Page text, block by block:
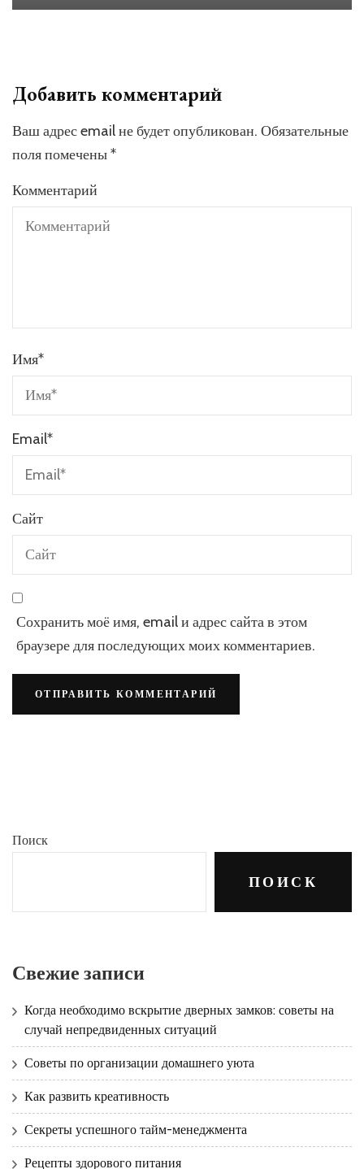
Добавить комментарий
Ваш адрес email не будет опубликован. Обязательные
поля помечены*
Комментарий
Имя*
Email*
Сайт
Сохранить моё имя, email и адрес сайта в этом
браузере для последующих моих комментариев.
Поиск
ПОИСК
Свежие записи
Когда необходимо вскрытие дверных замков: советы на
случай непредвиденных ситуаций
Советы по организации домашнего уюта
Как развить креативность
Секреты успешного тайм-менеджмента
Рецепты здорового питания